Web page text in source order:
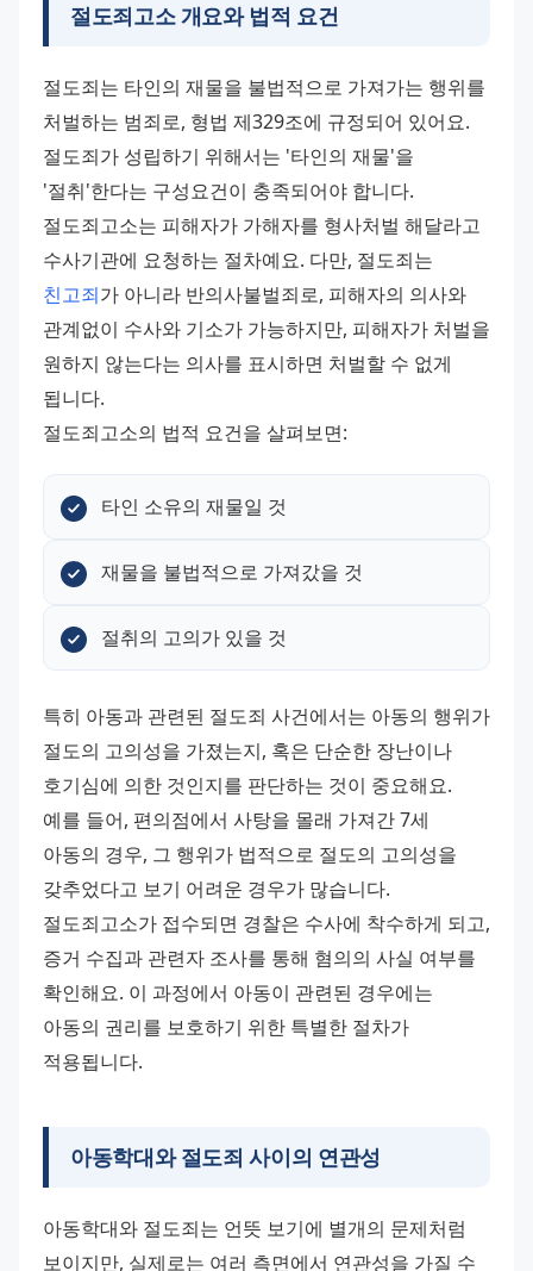
절도죄고소 개요와 법적 요건
절도죄는 타인의 재물을 불법적으로 가져가는 행위를
처벌하는 범죄로, 형법 제329조에 규정되어 있어요.
절도죄가 성립하기 위해서는 '타인의 재물'을
'절취'한다는 구성요건이 충족되어야 합니다.
절도죄고소는 피해자가 가해자를 형사처벌 해달라고
친고죄가 아니라 반의사불벌죄로, 피해자의 의사와
관계없이 수사와 기소가 가능하지만, 피해자가 처벌을
원하지 않는다는 의사를 표시하면 처벌할 수 없게
됩니다.
절도죄고소의 법적 요건을 살펴보면:
타인 소유의 재물일 것
재물을 불법적으로 가져갔을 것
절취의 고의가 있을 것
특히 아동과 관련된 절도죄 사건에서는 아동의 행위가
절도의 고의성을 가졌는지, 혹은 단순한 장난이나
호기심에 의한 것인지를 판단하는 것이 중요해요.
예를 들어, 편의점에서 사탕을 몰래 가져간 7세
아동의 경우, 그 행위가 법적으로 절도의 고의성을
갖추었다고 보기 어려운 경우가 많습니다.
절도죄고소가 접수되면 경찰은 수사에 착수하게 되고,
증거 수집과 관련자 조사를 통해 혐의의 사실 여부를
확인해요. 이 과정에서 아동이 관련된 경우에는
아동의 권리를 보호하기 위한 특별한 절차가
적용됩니다.
아동학대와 절도죄 사이의 연관성
아동학대와 절도죄는 언뜻 보기에 별개의 문제처럼
보이지만, 실제로는 여러 측면에서 연관성을 가질 수